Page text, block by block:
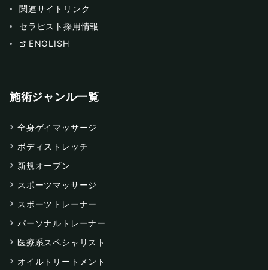
関連サイトリンク
セラピスト採用情報
ENGLISH
施術ジャンル一覧
全身ゲイマッサージ
ボディストレッチ
新規オープン
スポーツマッサージ
スポーツトレーナー
パーソナルトレーナー
医療系スペシャリスト
オイルトリートメント